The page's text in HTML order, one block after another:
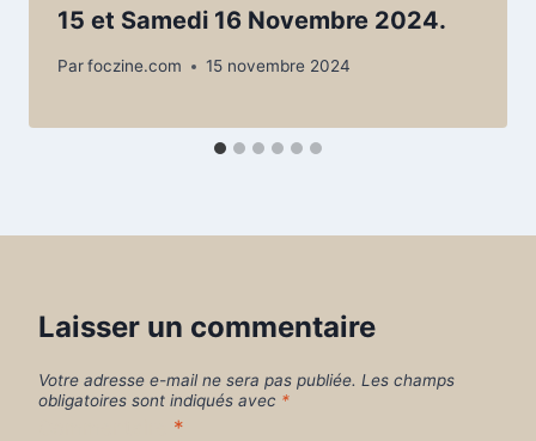
15 et Samedi 16 Novembre 2024.
Parfoczine.com 15 novembre 2024
Laisser un commentaire
Votre adresse e-mail ne sera pas publiée. Les champs
obligatoires sont indiqués avec *
*